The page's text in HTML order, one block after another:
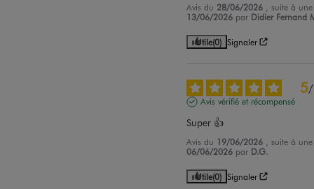
Avis du 28/06/2026
, suite à
13/06/2026 par Didier Fernand
Utile(0) Signaler
5/
Avis vérifié et récompensé
Super 👍
Avis du 19/06/2026
, suite à
06/06/2026 par D.G.
Utile(0) Signaler